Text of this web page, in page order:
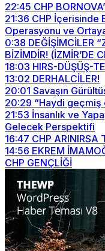
22:45 CHP
21:36 CHP İçerisinde
Operasyonu ve
0:38 DEĞİŞİMCİLER
BİZİMDİR! (İZMİR’DE
18:03 HIRS-DÜŞÜŞ-
13:02 DERHALCİLER!
20:01 Savaşın
20:29 “Haydi
21:53 İnsanlık ve
Gelecek Perspektifi
16:47 CHP ARINIRSA
14:56 EKREM
CHP GENÇLİĞİ